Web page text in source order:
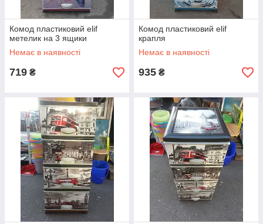
Комод пластиковий elif
метелик на 3 ящики
Немає в наявності
719 ₴
Комод пластиковий elif
крапля
Немає в наявності
935 ₴